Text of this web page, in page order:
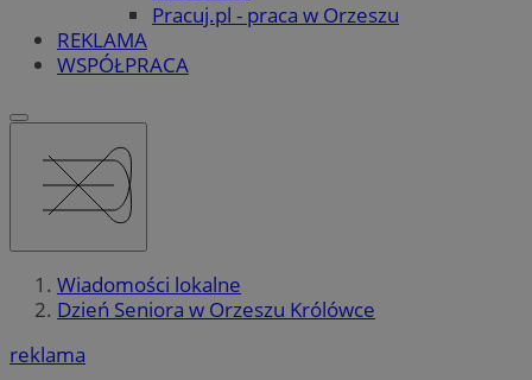
Pracuj.pl - praca w Orzeszu
REKLAMA
WSPÓŁPRACA
Wiadomości lokalne
Dzień Seniora w Orzeszu Królówce
reklama